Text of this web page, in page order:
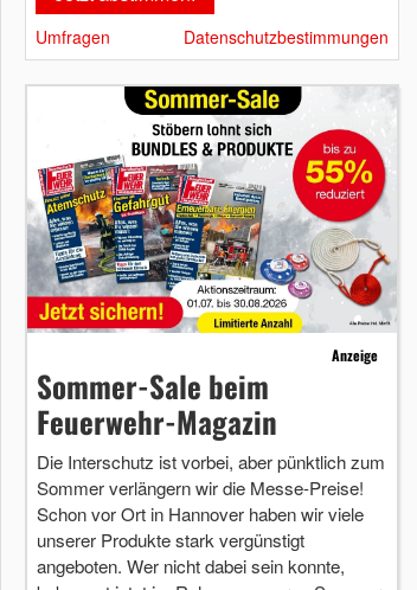
Umfragen Datenschutzbestimmungen
Anzeige
Sommer-Sale beim
Feuerwehr-Magazin
Die Interschutz ist vorbei, aber pünktlich zum
Sommer verlängern wir die Messe-Preise!
Schon vor Ort in Hannover haben wir viele
unserer Produkte stark vergünstigt
angeboten. Wer nicht dabei sein konnte,